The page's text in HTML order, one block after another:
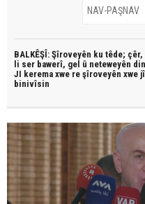
BALKÊŞÎ: Şîroveyên ku têde;
li ser bawerî, gel û neteweyên
JI kerema xwe re şîroveyên xwe
binivîsin